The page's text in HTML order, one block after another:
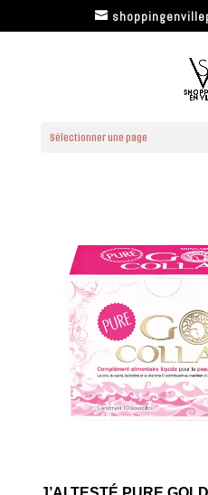
Sélectionner une page